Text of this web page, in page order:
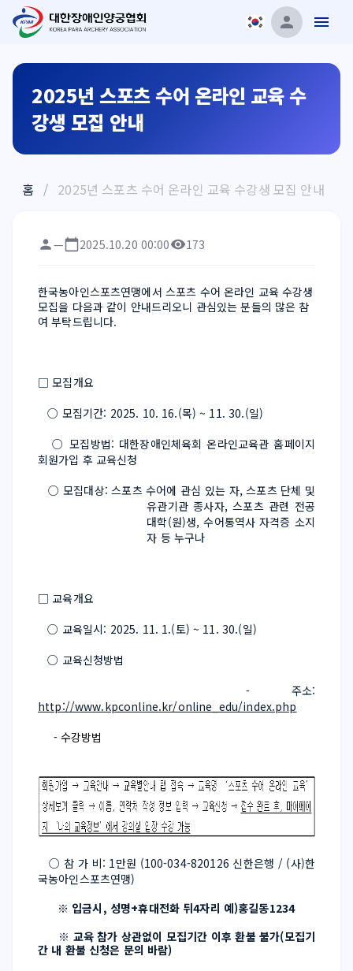
2025년 스포츠 수어 온라인 교육 수
강생 모집 안내
홈 / 2025년 스포츠 수어 온라인 교육 수강생 모집 안내
— 2025.10.20 00:00 173
한국농아인스포츠연맹에서 스포츠 수어 온라인 교육 수강생
모집을 다음과 같이 안내드리오니 관심있는 분들의 많은 참
여 부탁드립니다.
□ 모집개요
○ 모집기간: 2025. 10. 16.(목) ~ 11. 30.(일)
○ 모집방법: 대한장애인체육회 온라인교육관 홈페이지
회원가입 후 교육신청
○ 모집대상: 스포츠 수어에 관심 있는 자, 스포츠 단체 및
유관기관 종사자, 스포츠 관련 전공
대학(원)생, 수어통역사 자격증 소지
자 등 누구나
□ 교육개요
○ 교육일시: 2025. 11. 1.(토) ~ 11. 30.(일)
○ 교육신청방법
http://www.kpconline.kr/online_edu/index.php
- 수강방법
○ 참 가 비: 1만원 (100-034-820126 신한은행 / (사)한
국농아인스포츠연맹)
※ 입금시, 성명+휴대전화 뒤4자리 예)홍길동1234
※ 교육 참가 상관없이 모집기간 이후 환불 불가(모집기
간 내 환불 신청은 문의 바람)